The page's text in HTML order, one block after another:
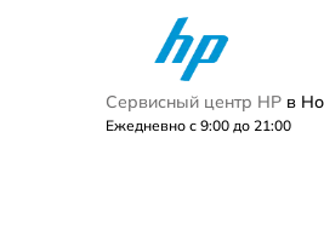
Сервисный центр HP в
Ежедневно с 9:00 до 21:00